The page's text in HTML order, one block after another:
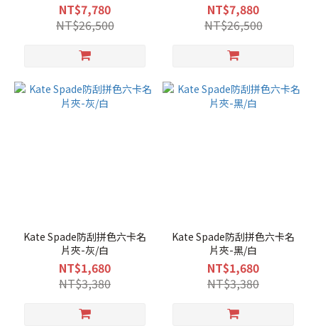
NT$7,780
NT$26,500
NT$7,880
NT$26,500
Kate Spade防刮拼色六卡名
片夾-灰/白
NT$1,680
NT$3,380
Kate Spade防刮拼色六卡名
片夾-黑/白
NT$1,680
NT$3,380